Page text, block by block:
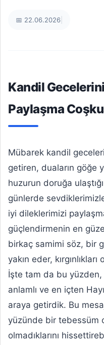
📅 22.06.2026
Kandil
Paylaşma
Mübarek kandil
getiren, duaların göğe
huzurun doruğa ulaştığı
günlerde
iyi dileklerimizi
güçlendirmenin en
birkaç samimi söz, bir
yakın eder,
İşte tam da bu yüzden,
anlamlı ve en içten
araya getirdik. Bu
yüzünde bir tebessüm
olmadıklarını